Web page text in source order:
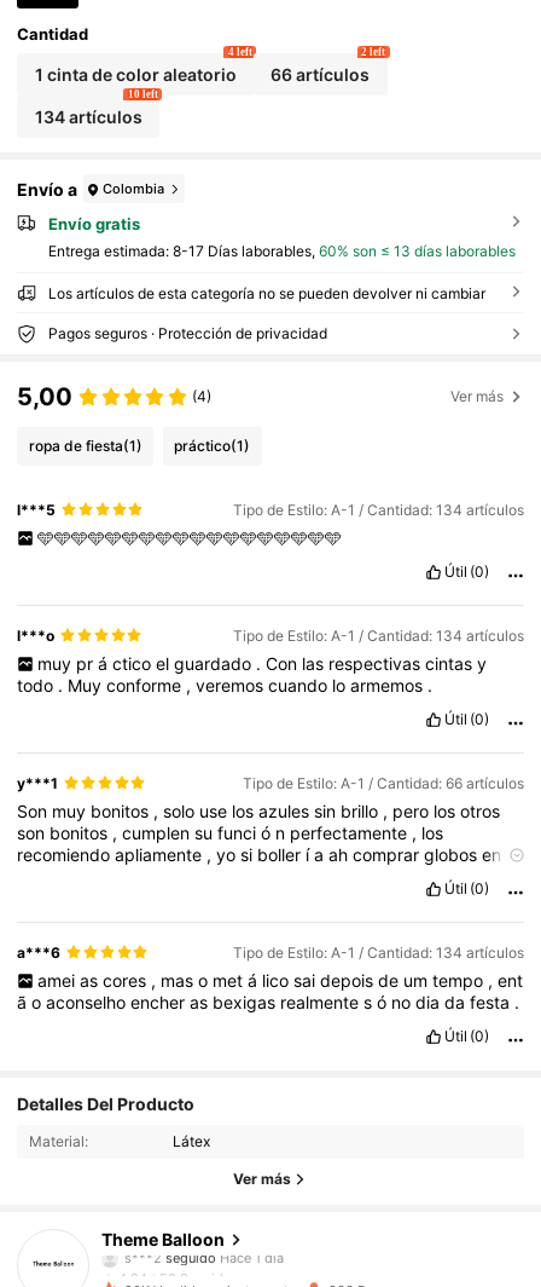
Cantidad
1 cinta de color aleatorio
4 left
66 artículos
2 left
134 artículos
10 left
Envío a Colombia
Envío gratis
Entrega estimada: 8-17 Días laborables, 60% son ≤ 13 días laborables
Los artículos de esta categoría no se pueden devolver ni cambiar
Pagos seguros · Protección de privacidad
5,00 (4) Ver más
ropa de fiesta(1) práctico(1)
l***5 Tipo de Estilo: A-1 / Cantidad: 134 artículos
🩵🩵🩵🩵🩵🩵🩵🩵🩵🩵🩵🩵🩵🩵🩵🩵🩵🩵
Útil (0)
l***o Tipo de Estilo: A-1 / Cantidad: 134 artículos
muy pr á ctico el guardado . Con las respectivas cintas y
todo . Muyconforme ,veremoscuando loarmemos .
Útil (0)
y***1 Tipo de Estilo: A-1 / Cantidad: 66 artículos
Son muy bonitos ,solo use losazulessin brillo , pero losotros
son bonitos ,cumplensufunció n perfectamente , los
recomiendoapliamente ,yosi boller íaahcomprarglobosen
Útil (0)
a***6 Tipo de Estilo: A-1 / Cantidad: 134 artículos
amei as cores , mas o met á lico sai depois de um tempo , ent
ãoaconselhoencheras bexigas realmentesó nodiadafesta .
Útil (0)
Detalles Del Producto
Material: Látex
Ver más
Theme Balloon
s***2 seguidoHace 1 día
4,84
53 Seguidores